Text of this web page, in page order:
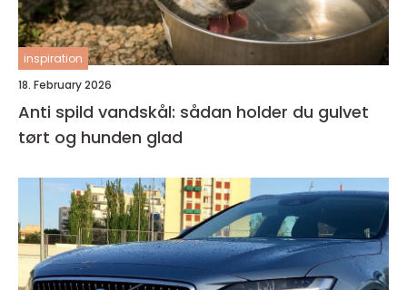
inspiration
18. February 2026
Anti spild vandskål: sådan holder du gulvet
tørt og hunden glad